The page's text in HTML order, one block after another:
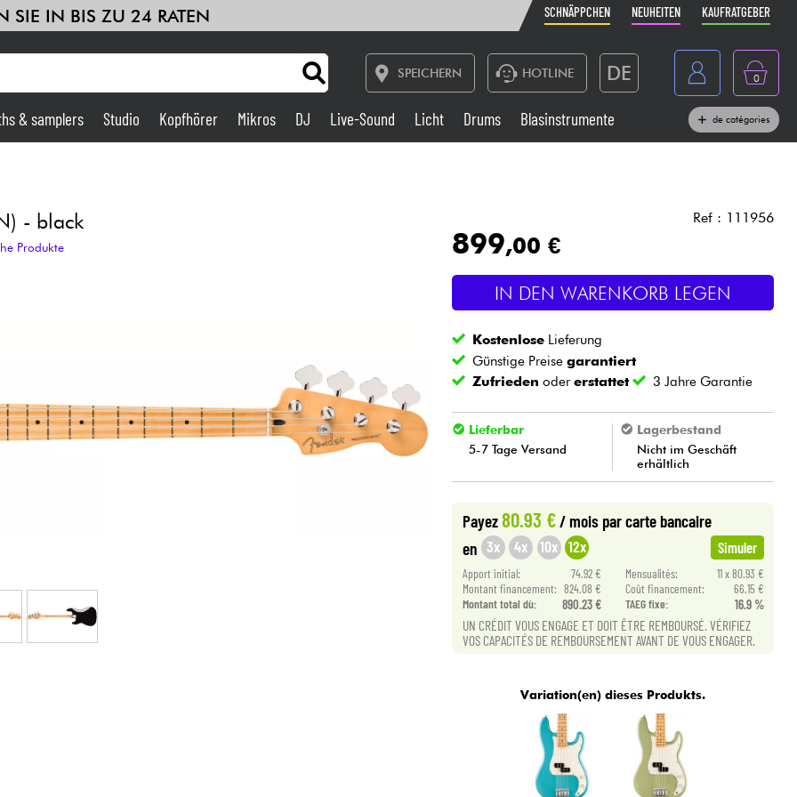
SIE IN BIS ZU 24 RATEN SCHNÄPPCHEN NEUHEITEN KAUFRATGEBER
SPEICHERN HOTLINE DE
Belgique
Nederland
0
Studio
Live-Sound
Blasinstrumente
Kabel & Zubehöre
Bundle
Sehen Sie sich unsere Marken an
& samplers Studio Kopfhörer Mikros DJ Live-Sound Licht Drums Blasinstrumente de catégories
- black
Produkte
Ref : 111956
899,00 €
IN DEN WARENKORB LEGEN
Kostenlose Lieferung
Günstige Preisegarantiert
Zufrieden odererstattet 3 Jahre Garantie
Lieferbar
5-7 Tage Versand
Lagerbestand
Nicht im Geschäft
erhältlich
Payez 80.93 €/ mois par carte bancaire
en 3x 4x 10x 12x Simuler
Apport initial: 74.92 € Mensualités:
11 x 80.93 €
Montant financement: 824.08 € Coût financement:
66.15 €
Montant total dù:
890.23 € TAEG fixe: 16.9 %
UN CRÉDIT VOUS ENGAGE ET DOIT ÊTRE REMBOURSÉ. VÉRIFIEZ
VOS CAPACITÉS DE REMBOURSEMENT AVANT DE VOUS ENGAGER.
Variation(en) dieses Produkts.